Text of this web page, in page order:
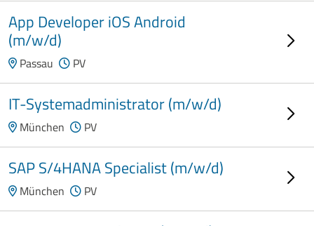
App Developer iOS Android
(m/w/d)
Passau PV
IT-Systemadministrator (m/w/d)
München PV
SAP S/4HANA Specialist (m/w/d)
München PV